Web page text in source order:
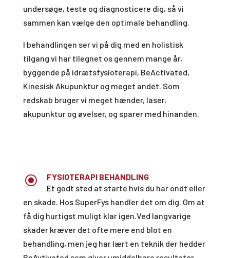
undersøge, teste og diagnosticere dig, så vi
sammen kan vælge den optimale behandling.
I behandlingen ser vi på dig med en holistisk
tilgang vi har tilegnet os gennem mange år,
byggende på idrætsfysioterapi, BeActivated,
Kinesisk Akupunktur og meget andet. Som
redskab bruger vi meget hænder, laser,
akupunktur og øvelser, og sparer med hinanden.
\
FYSIOTERAPI BEHANDLING
Et godt sted at starte hvis du har ondt eller
en skade. Hos SuperFys handler det om dig. Om at
få dig hurtigst muligt klar igen.Ved langvarige
skader kræver det ofte mere end blot en
behandling, men jeg har lært en teknik der hedder